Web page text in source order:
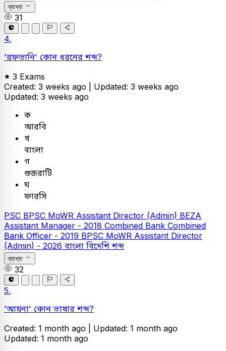
ব্যাখ্যা
31
4.
'রফতানি' কোন ধরনের শব্দ?
3 Exams
Created: 3 weeks ago | Updated: 3 weeks ago
Updated: 3 weeks ago
ক
আরবি
খ
বাংলা
গ
গুজরাটি
ঘ
ফারসি
PSC BPSC MoWR Assistant Director (Admin) BEZA
Assistant Manager - 2018 Combined Bank Combined
Bank Officer - 2019 BPSC MoWR Assistant Director
(Admin) - 2026 বাংলা বিদেশি শব্দ
ব্যাখ্যা
32
5.
'আয়না' কোন ভাষার শব্দ?
Created: 1 month ago | Updated: 1 month ago
Updated: 1 month ago